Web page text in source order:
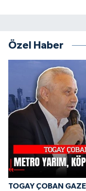
Özel Haber
TOGAY ÇOBAN